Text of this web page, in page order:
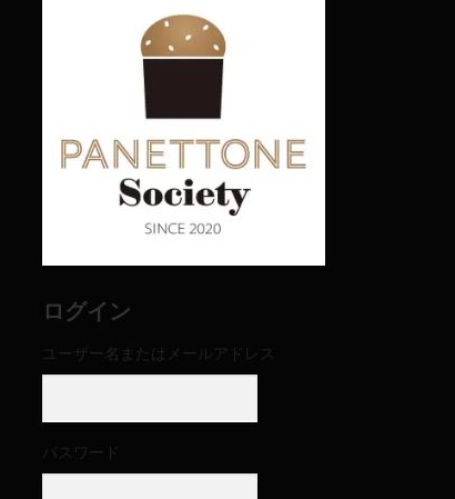
ログイン
ユーザー名またはメールアドレス
パスワード